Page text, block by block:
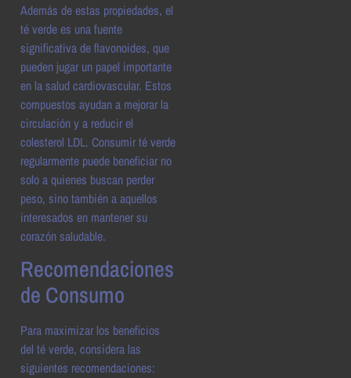
Además de estas propiedades, el
té verde es una fuente
significativa de flavonoides, que
pueden jugar un papel importante
en la salud cardiovascular. Estos
compuestos ayudan a mejorar la
circulación y a reducir el
colesterol LDL. Consumir té verde
regularmente puede beneficiar no
solo a quienes buscan perder
peso, sino también a aquellos
interesados en mantener su
corazón saludable.
Recomendaciones
de Consumo
Para maximizar los beneficios
del té verde, considera las
siguientes recomendaciones: